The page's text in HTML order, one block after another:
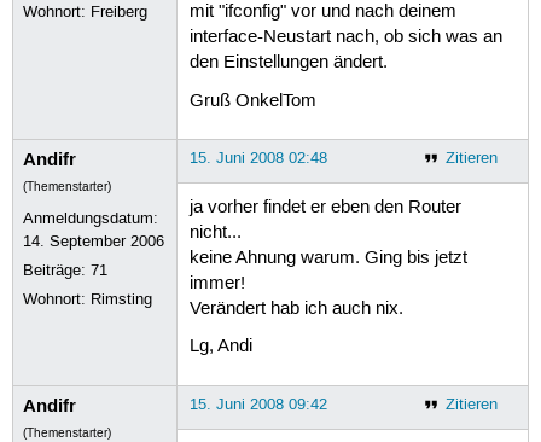
Wohnort: Freiberg
mit "ifconfig" vor und nach deinem
interface-Neustart nach, ob sich was an
den Einstellungen ändert.
Gruß OnkelTom
Andifr
(Themenstarter)
Anmeldungsdatum:
14. September 2006
Beiträge:71
Wohnort: Rimsting
Zitieren
15. Juni 2008 02:48
ja vorher findet er eben den Router
nicht...
keine Ahnung warum. Ging bis jetzt
immer!
Verändert hab ich auch nix.
Lg, Andi
Andifr
(Themenstarter)
Zitieren
15. Juni 2008 09:42